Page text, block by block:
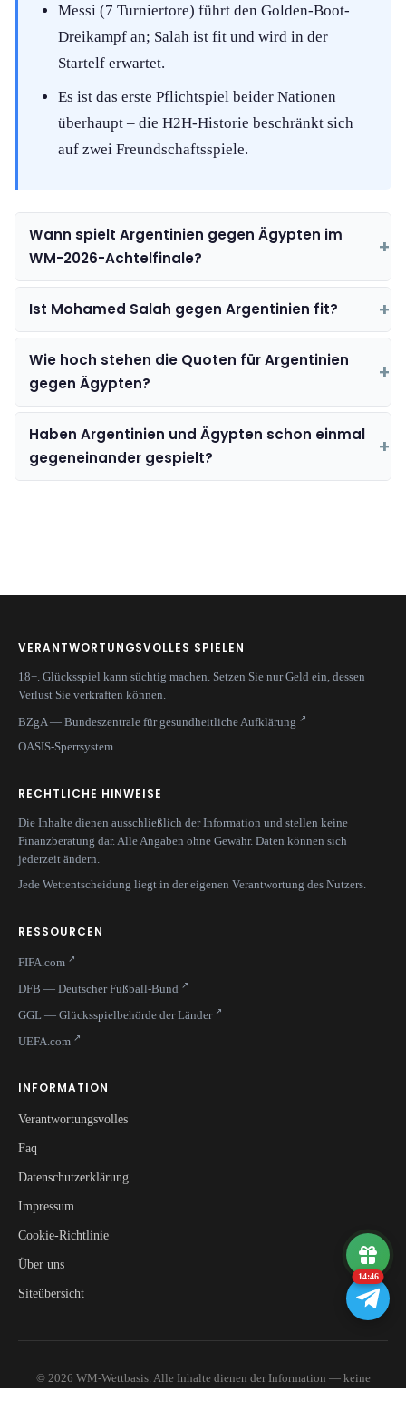
Messi (7 Turniertore) führt den Golden-Boot-
Dreikampf an; Salah ist fit und wird in der
Startelf erwartet.
Es ist das erste Pflichtspiel beider Nationen
überhaupt – die H2H-Historie beschränkt sich
auf zwei Freundschaftsspiele.
Wann spielt Argentinien gegen Ägypten im
WM-2026-Achtelfinale?
Ist Mohamed Salah gegen Argentinien fit?
Wie hoch stehen die Quoten für Argentinien
gegen Ägypten?
Haben Argentinien und Ägypten schon einmal
gegeneinander gespielt?
VERANTWORTUNGSVOLLES SPIELEN
18+. Glücksspiel kann süchtig machen. Setzen Sie nur Geld ein, dessen
Verlust Sie verkraften können.
BZgA — Bundeszentrale für gesundheitliche Aufklärung
OASIS-Sperrsystem
RECHTLICHE HINWEISE
Die Inhalte dienen ausschließlich der Information und stellen keine
Finanzberatung dar. Alle Angaben ohne Gewähr. Daten können sich
jederzeit ändern.
Jede Wettentscheidung liegt in der eigenen Verantwortung des Nutzers.
RESSOURCEN
FIFA.com
DFB — Deutscher Fußball-Bund
GGL — Glücksspielbehörde der Länder
UEFA.com
INFORMATION
Verantwortungsvolles
Faq
Datenschutzerklärung
Impressum
Cookie-Richtlinie
Über uns
Siteübersicht
© 2026 WM-Wettbasis. Alle Inhalte dienen der Information — keine
14:45